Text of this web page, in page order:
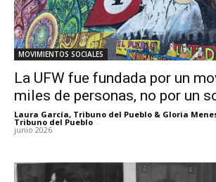
MOVIMIENTOS SOCIALES
La UFW fue fundada por un
miles de personas, no por un
Laura García, Tribuno del Pueblo & Gloria
Tribuno del Pueblo -
junio 2026